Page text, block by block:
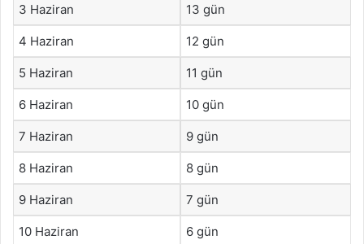
3 Haziran 13 gün
4 Haziran 12 gün
5 Haziran 11 gün
6 Haziran 10 gün
7 Haziran 9 gün
8 Haziran 8 gün
9 Haziran 7 gün
10 Haziran 6 gün